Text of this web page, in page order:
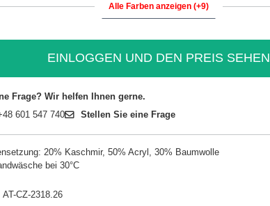
Alle Farben anzeigen (+9)
EINLOGGEN UND DEN PREIS SEHEN
Frage? Wir helfen Ihnen gerne.
601 547 740 Stellen Sie eine Frage
20% Kaschmir, 50% Acryl, 30% Baumwolle
bei 30°C
AT-CZ-2318.26